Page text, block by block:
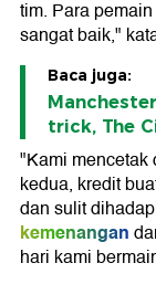
tim. Para
sangat baik,"
Baca juga:
trick, The
"Kami mencetak
kedua, kredit
dan sulit
kemenangan
hari kami